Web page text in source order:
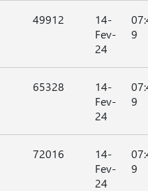
49912
14-
Fev-
24
9
65328
14-
Fev-
24
9
72016
14-
Fev-
24
9